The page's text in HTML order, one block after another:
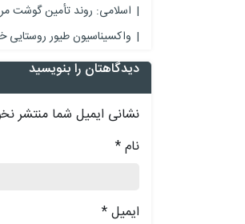
اسلامی: روند تأمین گوشت
واکسیناسیون طیور روستایی
دیدگاهتان را بنویسید
نشانی ایمیل شما منتشر
نام*
ایمیل*